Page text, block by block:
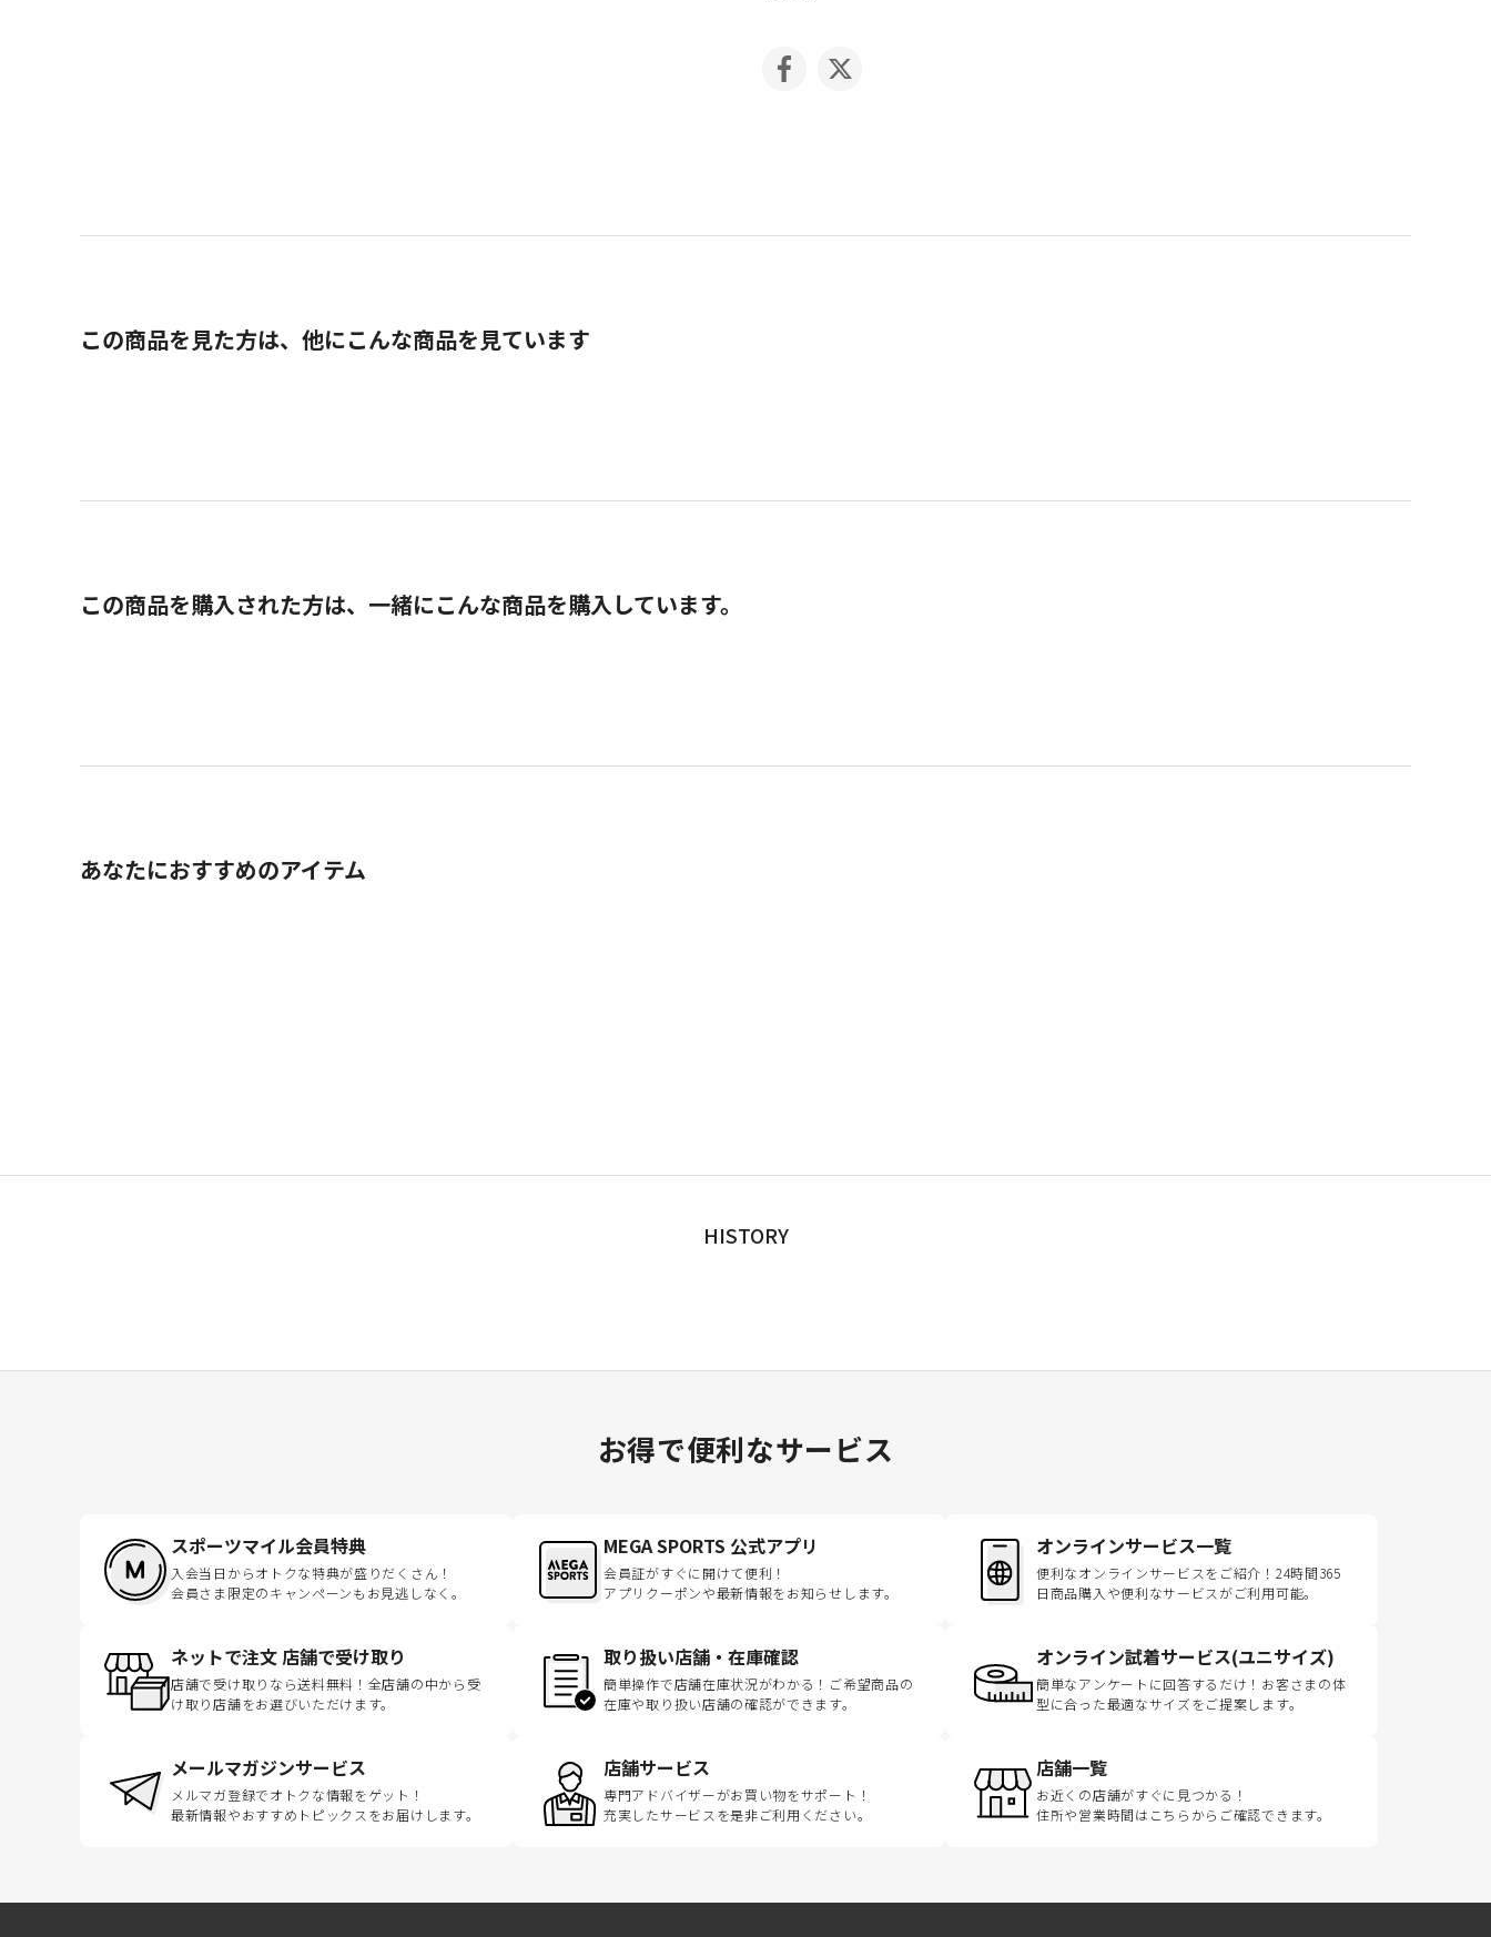
この商品を見た方は、他にこんな商品を見ています
この商品を購入された方は、一緒にこんな商品を購入しています。
あなたにおすすめのアイテム
HISTORY
お得で便利なサービス
スポーツマイル会員特典
入会当日からオトクな特典が盛りだくさん！
会員さま限定のキャンペーンもお見逃しなく。
MEGA SPORTS 公式アプリ
会員証がすぐに開けて便利！
アプリクーポンや最新情報をお知らせします。
オンラインサービス一覧
便利なオンラインサービスをご紹介！24時間365
日商品購入や便利なサービスがご利用可能。
ネットで注文 店舗で受け取り
店舗で受け取りなら送料無料！全店舗の中から受
け取り店舗をお選びいただけます。
取り扱い店舗・在庫確認
簡単操作で店舗在庫状況がわかる！ご希望商品の
在庫や取り扱い店舗の確認ができます。
オンライン試着サービス(ユニサイズ)
簡単なアンケートに回答するだけ！お客さまの体
型に合った最適なサイズをご提案します。
メールマガジンサービス
メルマガ登録でオトクな情報をゲット！
最新情報やおすすめトピックスをお届けします。
店舗サービス
専門アドバイザーがお買い物をサポート！
充実したサービスを是非ご利用ください。
店舗一覧
お近くの店舗がすぐに見つかる！
住所や営業時間はこちらからご確認できます。